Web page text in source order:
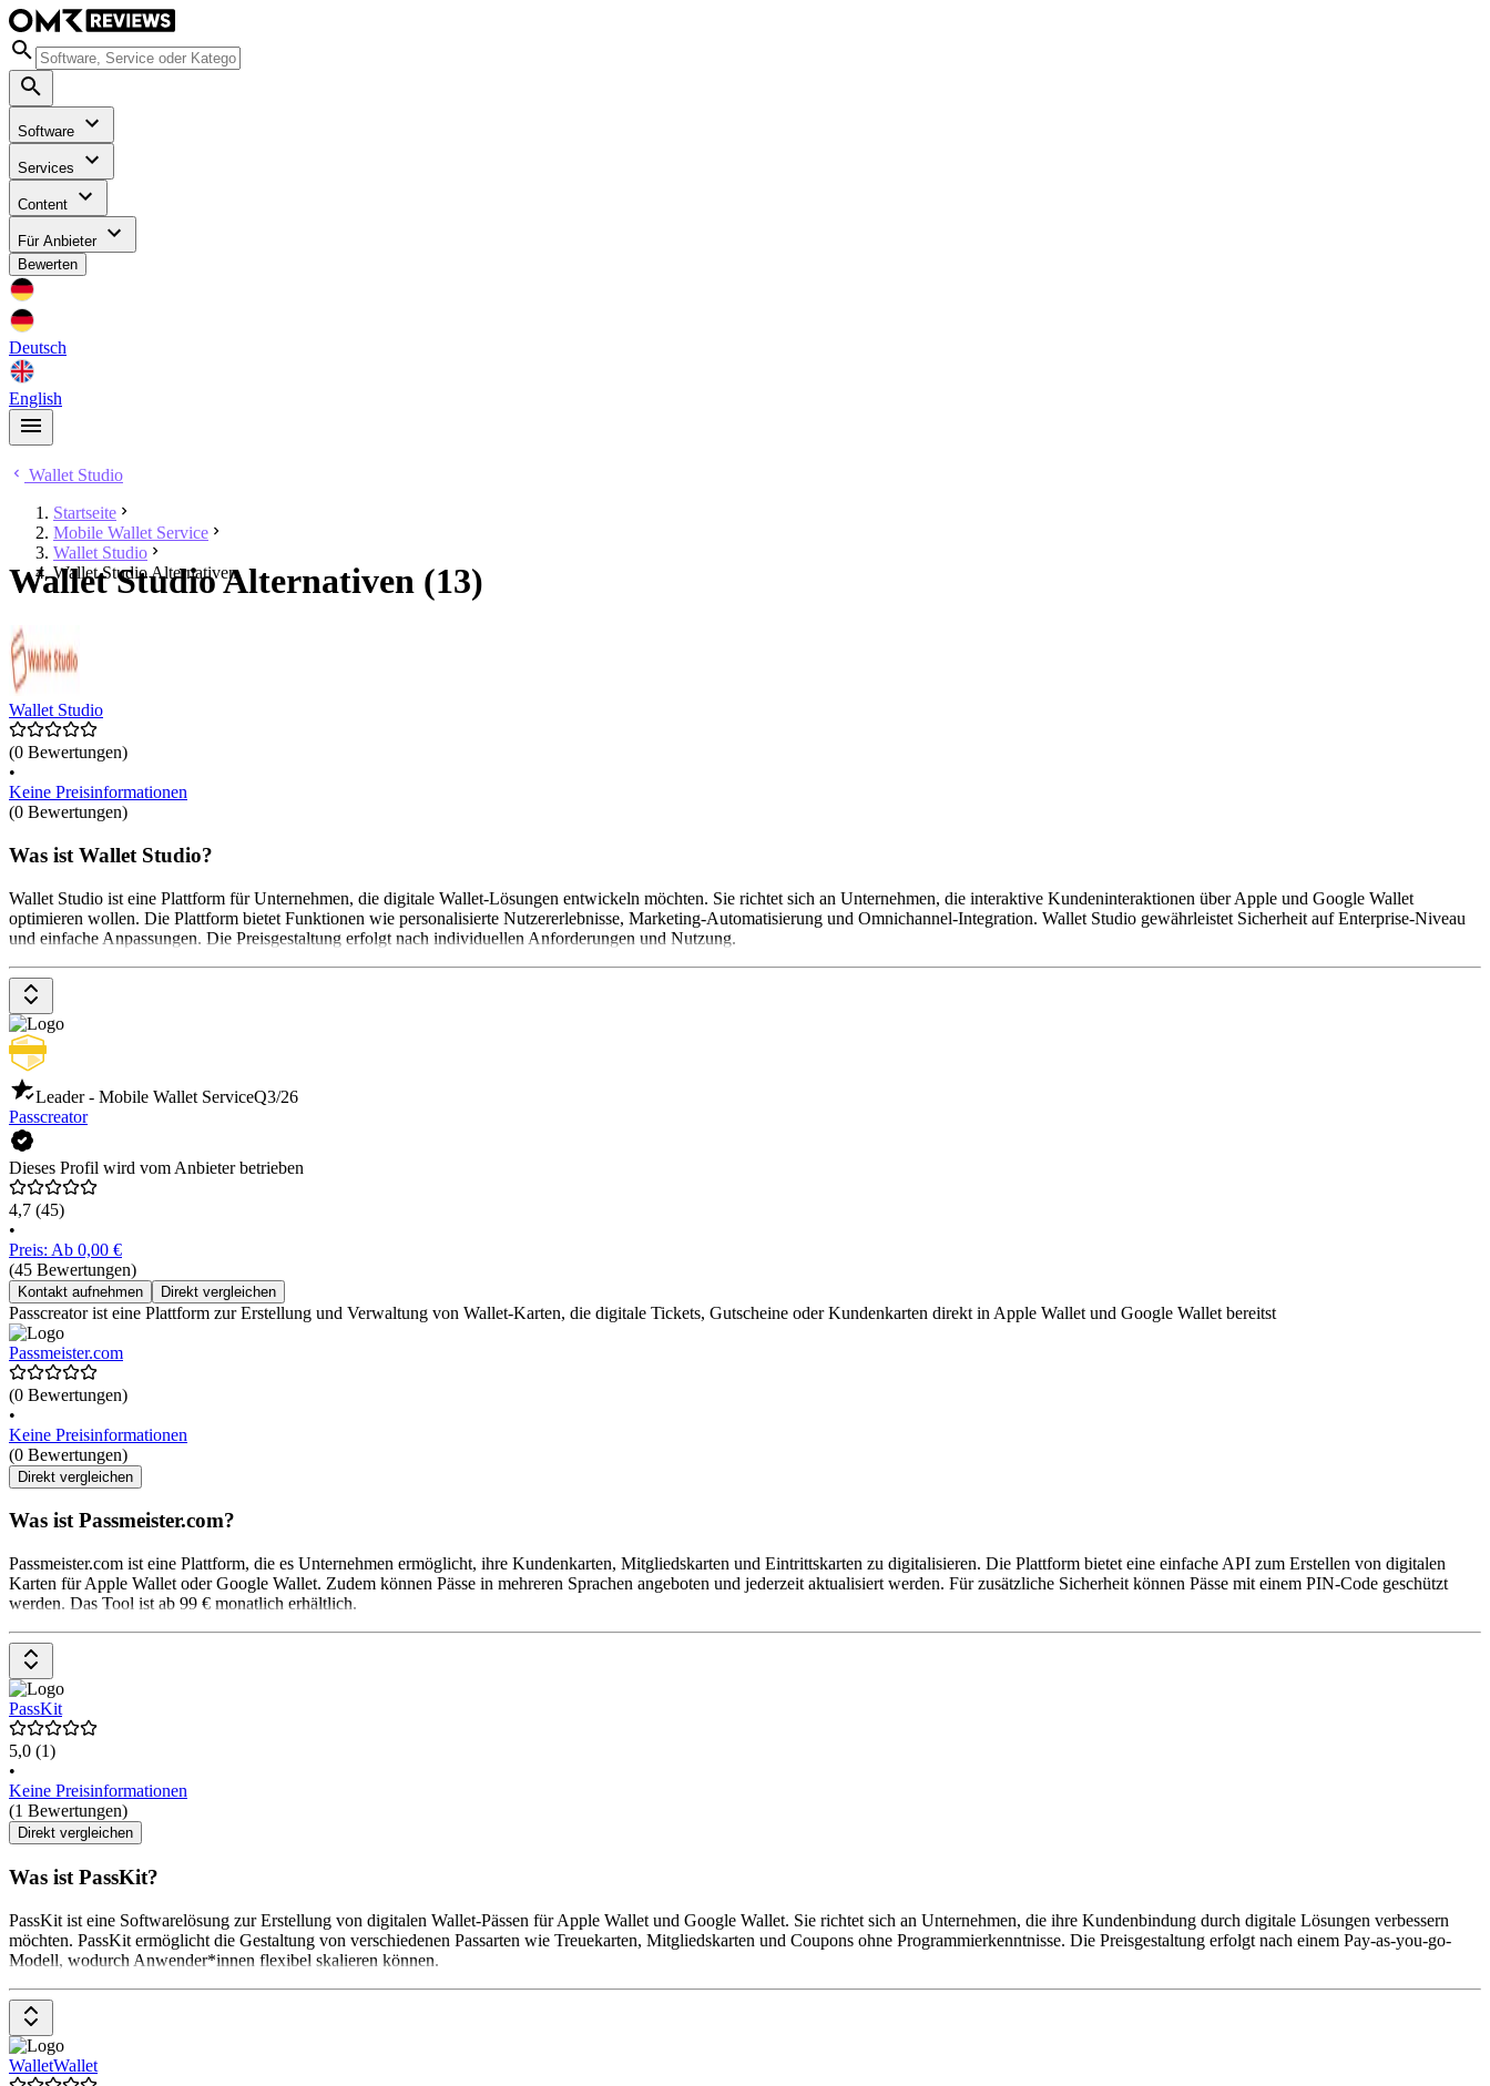
Software
Services
Content
Für Anbieter
Bewerten
Deutsch
English
Wallet Studio
Startseite
Mobile Wallet Service
Wallet Studio
Wallet Studio Alternativen
Wallet Studio Alternativen (13)
Wallet Studio
(0 Bewertungen)
•
Keine Preisinformationen
(0 Bewertungen)
Was ist Wallet Studio?
Wallet Studio ist eine Plattform für Unternehmen, die digitale Wallet-Lösungen entwickeln möchten. Sie richtet sich an Unternehmen, die interaktive Kundeninteraktionen über Apple und Google Wallet
optimieren wollen. Die Plattform bietet Funktionen wie personalisierte Nutzererlebnisse, Marketing-Automatisierung und Omnichannel-Integration. Wallet Studio gewährleistet Sicherheit auf Enterprise-Niveau
und einfache Anpassungen. Die Preisgestaltung erfolgt nach individuellen Anforderungen und Nutzung.
Leader - Mobile Wallet ServiceQ3/26
Passcreator
Dieses Profil wird vom Anbieter betrieben
4,7 (45)
•
Preis: Ab 0,00 €
(45 Bewertungen)
Kontakt aufnehmen Direkt vergleichen
Passcreator ist eine Plattform zur Erstellung und Verwaltung von Wallet-Karten, die digitale Tickets, Gutscheine oder Kundenkarten direkt in Apple Wallet und Google Wallet bereitst
Passmeister.com
(0 Bewertungen)
•
Keine Preisinformationen
(0 Bewertungen)
Direkt vergleichen
Was ist Passmeister.com?
Passmeister.com ist eine Plattform, die es Unternehmen ermöglicht, ihre Kundenkarten, Mitgliedskarten und Eintrittskarten zu digitalisieren. Die Plattform bietet eine einfache API zum Erstellen von digitalen
Karten für Apple Wallet oder Google Wallet. Zudem können Pässe in mehreren Sprachen angeboten und jederzeit aktualisiert werden. Für zusätzliche Sicherheit können Pässe mit einem PIN-Code geschützt
werden. Das Tool ist ab 99 € monatlich erhältlich.
PassKit
5,0 (1)
•
Keine Preisinformationen
(1 Bewertungen)
Direkt vergleichen
Was ist PassKit?
PassKit ist eine Softwarelösung zur Erstellung von digitalen Wallet-Pässen für Apple Wallet und Google Wallet. Sie richtet sich an Unternehmen, die ihre Kundenbindung durch digitale Lösungen verbessern
möchten. PassKit ermöglicht die Gestaltung von verschiedenen Passarten wie Treuekarten, Mitgliedskarten und Coupons ohne Programmierkenntnisse. Die Preisgestaltung erfolgt nach einem Pay-as-you-go-
Modell, wodurch Anwender*innen flexibel skalieren können.
WalletWallet